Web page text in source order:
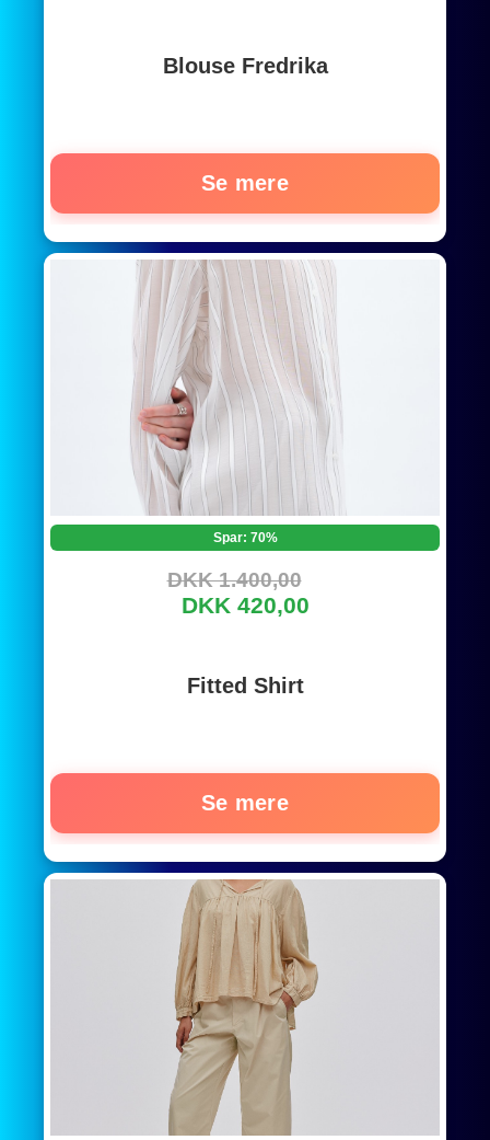
Blouse Fredrika
Se mere
Spar: 70%
DKK 1.400,00
DKK 420,00
Fitted Shirt
Se mere